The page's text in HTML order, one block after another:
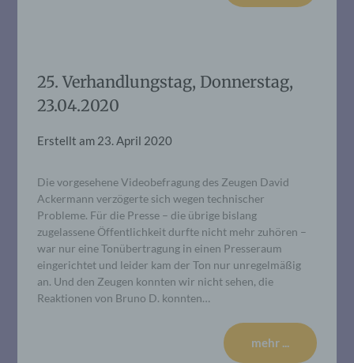
25. Verhandlungstag, Donnerstag,
23.04.2020
Erstellt am 23. April 2020
Die vorgesehene Videobefragung des Zeugen David
Ackermann verzögerte sich wegen technischer
Probleme. Für die Presse – die übrige bislang
zugelassene Öffentlichkeit durfte nicht mehr zuhören –
war nur eine Tonübertragung in einen Presseraum
eingerichtet und leider kam der Ton nur unregelmäßig
an. Und den Zeugen konnten wir nicht sehen, die
Reaktionen von Bruno D. konnten…
mehr ...